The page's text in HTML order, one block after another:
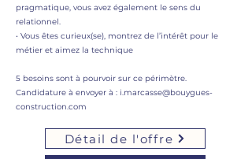
pragmatique, vous avez également le sens du
relationnel.
• Vous êtes curieux(se), montrez de l’intérêt pour le
métier et aimez la technique
5 besoins sont à pourvoir sur ce périmètre.
Candidature à envoyer à : i.marcasse@bouygues-
construction.com
Détail de l'offre